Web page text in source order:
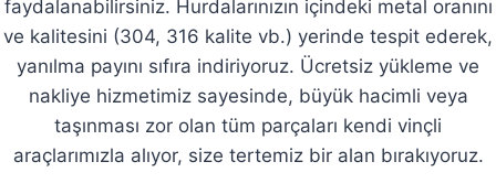
faydalanabilirsiniz. Hurdalarınızın içindeki metal oranını
ve kalitesini (304, 316 kalite vb.) yerinde tespit ederek,
yanılma payını sıfıra indiriyoruz. Ücretsiz yükleme ve
nakliye hizmetimiz sayesinde, büyük hacimli veya
taşınması zor olan tüm parçaları kendi vinçli
araçlarımızla alıyor, size tertemiz bir alan bırakıyoruz.